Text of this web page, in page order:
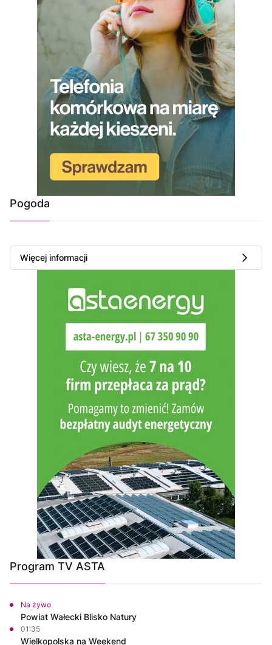
Pogoda
Więcej informacji
Program TV ASTA
Na żywo
Powiat Wałecki Blisko Natury
01:35
Wielkopolska na Weekend